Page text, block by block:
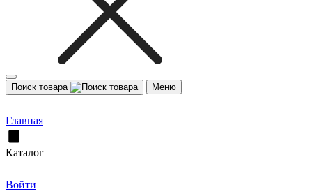
Поиск товара Меню
Главная
Каталог
Войти